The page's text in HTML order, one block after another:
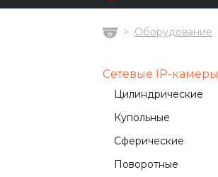
ГлавнаяОборудование
Сетевые IP-камеры
Цилиндрические
Купольные
Сферические
Поворотные